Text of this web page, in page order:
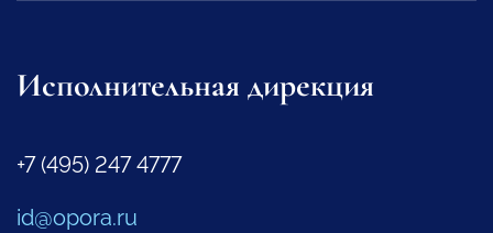
Исполнительная дирекция
+7 (495) 247 4777
id@opora.ru